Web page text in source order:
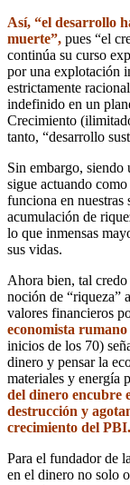
Así, “el desarrollo
muerte”, pues “el
continúa su curso
por una explotación
estrictamente
indefinido en un
Crecimiento
tanto, “desarrollo
Sin embargo, siendo
sigue actuando
funciona en nuestras
acumulación de
lo que inmensas
sus vidas.
Ahora bien, tal
noción de “riqueza”
valores financieros
economista rumano
inicios de los 70)
dinero y pensar la
materiales y energía
del dinero encubre
destrucción y
crecimiento del PBI.
Para el fundador de
en el dinero no solo